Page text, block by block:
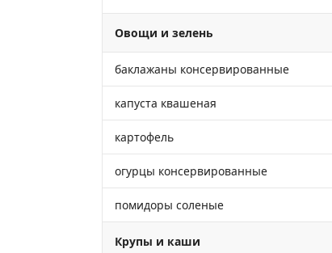
Овощи и зелень
баклажаны консервированные
капуста квашеная
картофель
огурцы консервированные
помидоры соленые
Крупы и каши